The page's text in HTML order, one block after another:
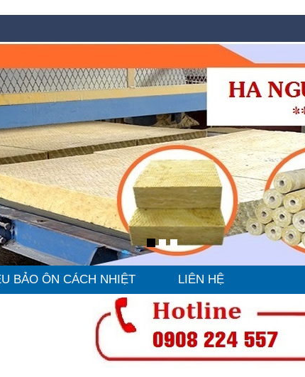
BẢO ÔN CÁCH NHIỆT LIÊN HỆ